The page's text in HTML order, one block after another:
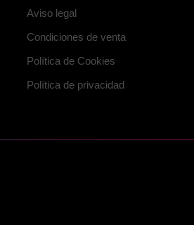
Aviso legal
Condiciones de venta
Política de Cookies
Política de privacidad